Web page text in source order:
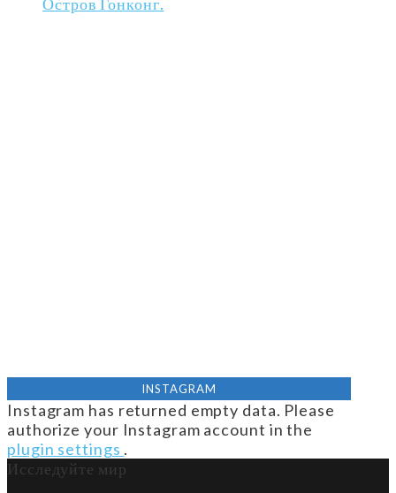
INSTAGRAM
Instagram has returned empty data. Please
authorize your Instagram account in the
plugin settings .
Исследуйте мир